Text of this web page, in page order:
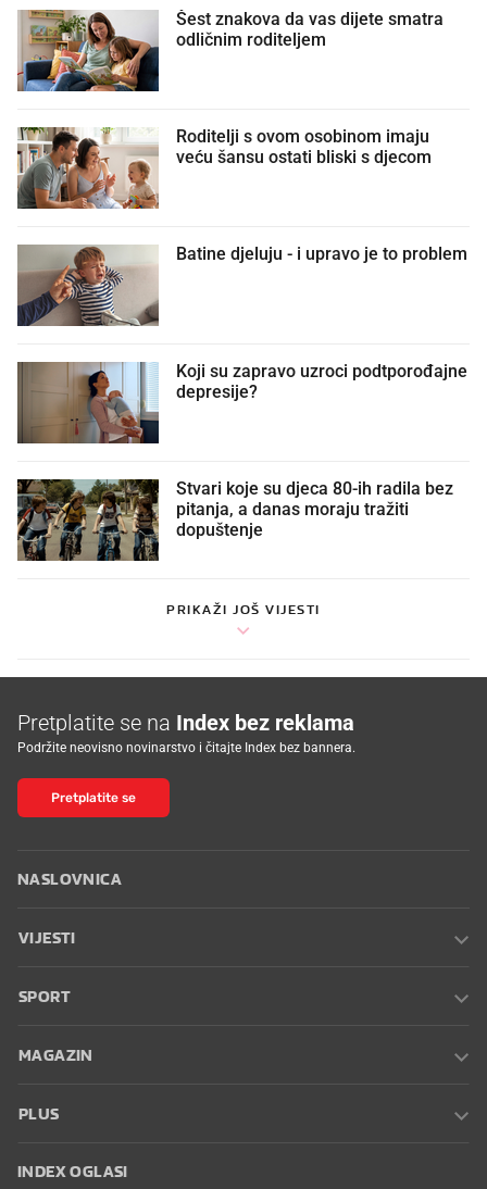
Šest znakova da vas dijete smatra
odličnim roditeljem
Roditelji s ovom osobinom imaju
veću šansu ostati bliski s djecom
Batine djeluju - i upravo je to problem
Koji su zapravo uzroci podtporođajne
depresije?
Stvari koje su djeca 80-ih radila bez
pitanja, a danas moraju tražiti
dopuštenje
PRIKAŽI JOŠ VIJESTI
Pretplatite se na Index bez reklama
Podržite neovisno novinarstvo i čitajte Index bez bannera.
Pretplatite se
NASLOVNICA
VIJESTI
SPORT
MAGAZIN
PLUS
INDEX OGLASI